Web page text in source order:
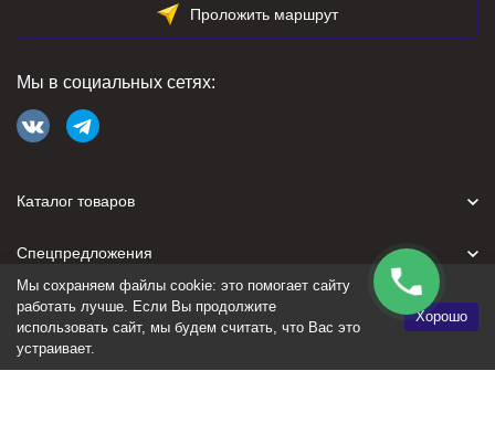
Проложить маршрут
Мы в социальных сетях:
Каталог товаров
Спецпредложения
Для покупателя
Политика персональных данных
Мы сохраняем файлы cookie: это помогает сайту
работать лучше. Если Вы продолжите
использовать сайт, мы будем считать, что Вас это
устраивает.
Хорошо